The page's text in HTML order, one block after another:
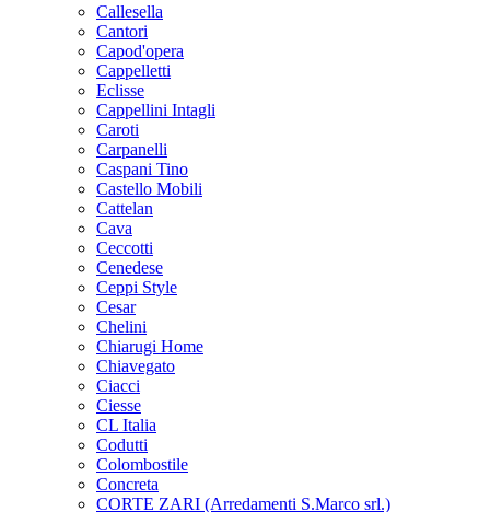
Callesella
Cantori
Capod'opera
Cappelletti
Eclisse
Cappellini Intagli
Caroti
Carpanelli
Caspani Tino
Castello Mobili
Cattelan
Cava
Ceccotti
Cenedese
Ceppi Style
Cesar
Chelini
Chiarugi Home
Chiavegato
Ciacci
Ciesse
CL Italia
Codutti
Colombostile
Concreta
CORTE ZARI (Arredamenti S.Marco srl.)